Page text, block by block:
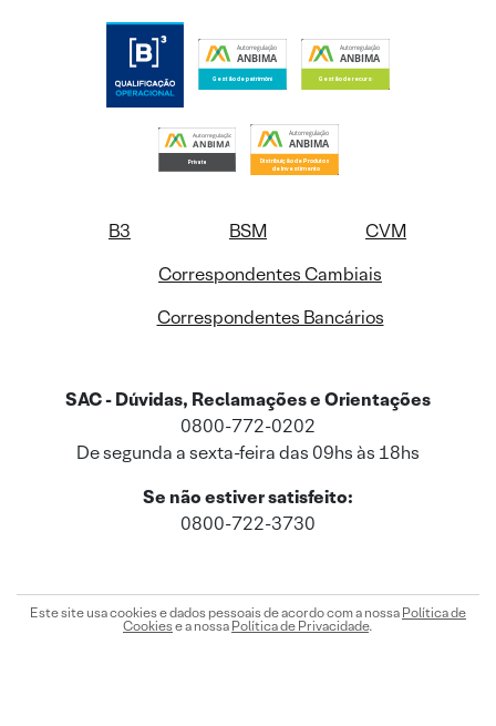
B3 BSM
CVM
Correspondentes Cambiais
Correspondentes Bancários
SAC - Dúvidas, Reclamações e Orientações
0800-772-0202
De segunda a sexta-feira das 09hs às 18hs
Se não estiver satisfeito:
0800-722-3730
Este site usa cookies e dados pessoais de acordo com a nossa Política de
Cookiese a nossa Política de Privacidade.